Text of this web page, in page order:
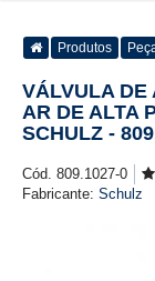
Produtos
VÁLVULA DE
AR DE ALTA
SCHULZ -
Cód. 809.1027-0
Fabricante: Schulz